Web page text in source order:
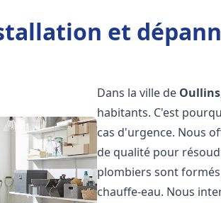
et
Dans la ville de Oullins
habitants. C'est
cas d'urgence. Nous
de qualité pour
plombiers sont
chauffe-eau. Nous